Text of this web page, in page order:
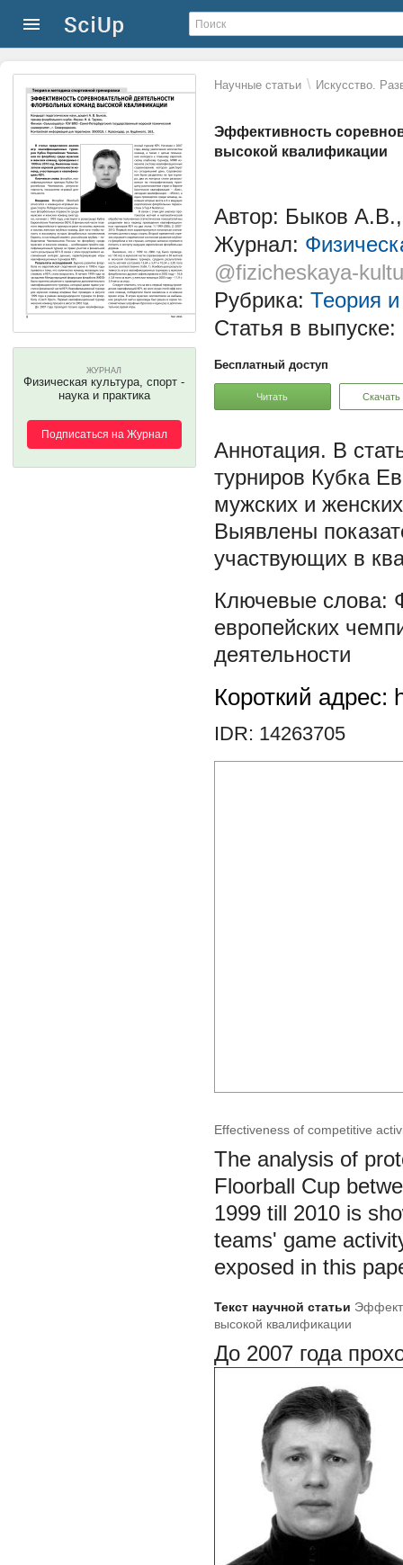
Научные статьи \ Искусство.
Эффективность
высокой квалификации
ЖУРНАЛ
Физическая культура, спорт -
наука и практика
Подписаться на Журнал
Автор: Быков
Журнал:
@fizicheskaya-
Рубрика: Теория
Статья в выпуске:
Бесплатный доступ
Читать Скачать
В
турниров Кубка
мужских и
Выявлены
участвующих в
европейских
деятельности
Короткий адрес:
IDR: 14263705
Effectiveness of competitive
The analysis of
Floorball Cup
1999 till 2010 is
teams' game
exposed in this
Текст научной статьи
высокой квалификации
До 2007 года